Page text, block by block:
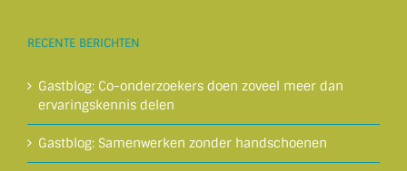
RECENTE BERICHTEN
Gastblog: Co-onderzoekers doen zoveel meer dan
ervaringskennis delen
Gastblog: Samenwerken zonder handschoenen